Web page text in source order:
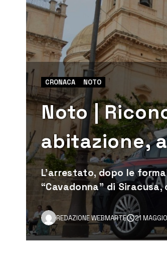
CRONACA NOTO
Noto |
abitazione,
L’arrestato, dopo le
“Cavadonna” di
REDAZIONE WEBMARTE 21